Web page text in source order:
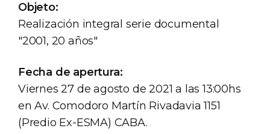
Objeto:
Realización integral serie documental
"2001, 20 años"
Fecha de apertura:
Viernes 27 de agosto de 2021 a las 13:00hs
en Av. Comodoro Martín Rivadavia 1151
(Predio Ex-ESMA) CABA.